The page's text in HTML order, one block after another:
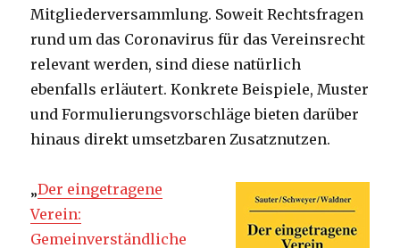
Mitgliederversammlung. Soweit Rechtsfragen
rund um das Coronavirus für das Vereinsrecht
relevant werden, sind diese natürlich
ebenfalls erläutert. Konkrete Beispiele, Muster
und Formulierungsvorschläge bieten darüber
hinaus direkt umsetzbaren Zusatznutzen.
„Der eingetragene
Verein:
Gemeinverständliche